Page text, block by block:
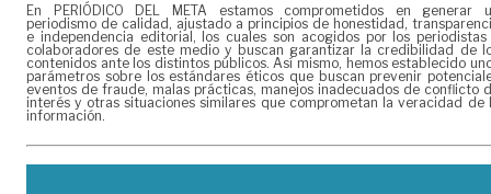
En PERIÓDICO DEL META estamos comprometidos en generar
periodismo de calidad, ajustado a principios de honestidad,
e independencia editorial, los cuales son acogidos por los periodistas
colaboradores de este medio y buscan garantizar la credibilidad de
contenidos ante los distintos públicos. Así mismo, hemos establecido
parámetros sobre los estándares éticos que buscan prevenir
eventos de fraude, malas prácticas, manejos inadecuados de conflicto
interés y otras situaciones similares que comprometan la veracidad de
información.